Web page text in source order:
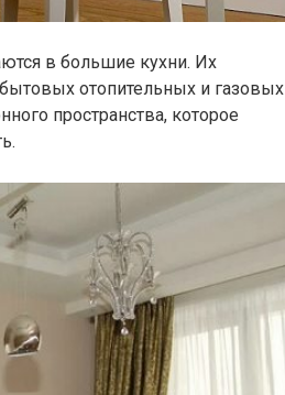
в большие кухни. Их
отопительных и газовых
пространства, которое